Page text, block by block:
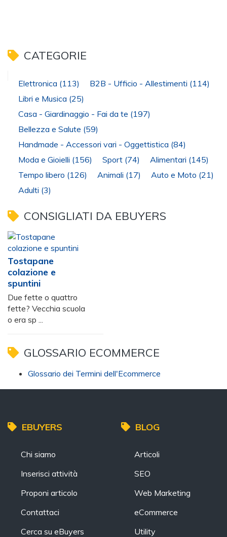
CATEGORIE
Elettronica (113) B2B - Ufficio - Allestimenti (114)
Libri e Musica (25)
Casa - Giardinaggio - Fai da te (197)
Bellezza e Salute (59)
Handmade - Accessori vari - Oggettistica (84)
Moda e Gioielli (156) Sport (74) Alimentari (145)
Tempo libero (126) Animali (17) Auto e Moto (21)
Adulti (3)
CONSIGLIATI DA EBUYERS
Tostapane
colazione e
spuntini
Due fette o quattro
fette? Vecchia scuola
o era sp ...
GLOSSARIO ECOMMERCE
Glossario dei Termini dell'Ecommerce
EBUYERS
Chi siamo
Inserisci attività
Proponi articolo
Contattaci
Cerca su eBuyers
BLOG
Articoli
SEO
Web Marketing
eCommerce
Utility